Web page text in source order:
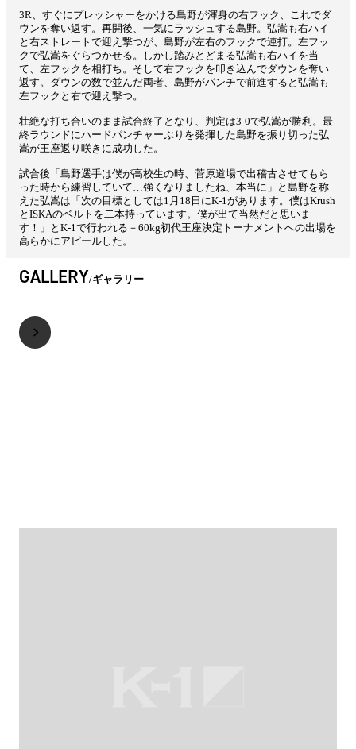
3R、すぐにプレッシャーをかける島野が渾身の右フック、これでダ
ウンを奪い返す。再開後、一気にラッシュする島野。弘嵩も右ハイ
と右ストレートで迎え撃つが、島野が左右のフックで連打。左フッ
クで弘嵩をぐらつかせる。しかし踏みとどまる弘嵩も右ハイを当
て、左フックを相打ち。そして右フックを叩き込んでダウンを奪い
返す。ダウンの数で並んだ両者、島野がパンチで前進すると弘嵩も
左フックと右で迎え撃つ。
壮絶な打ち合いのまま試合終了となり、判定は3‐0で弘嵩が勝利。最
終ラウンドにハードパンチャーぶりを発揮した島野を振り切った弘
嵩が王座返り咲きに成功した。
試合後「島野選手は僕が高校生の時、菅原道場で出稽古させてもら
った時から練習していて…強くなりましたね、本当に」と島野を称
えた弘嵩は「次の目標としては1月18日にK-1があります。僕はKrush
とISKAのベルトを二本持っています。僕が出て当然だと思いま
す！」とK-1で行われる－60kg初代王座決定トーナメントへの出場を
高らかにアピールした。
GALLERY ギャラリー